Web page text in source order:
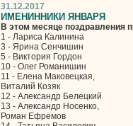
31.12.2017
ИМЕНИННИКИ ЯНВАРЯ
В этом месяце поздравления
1 - Лариса Калинина
3 - Ярина Сенчишин
5 - Виктория Гордон
10 - Олег Романишин
11 - Елена Маковецкая,
Виталий Козяк
12 - Александр Белецкий
13 - Александр Носенко,
Роман Ефремов